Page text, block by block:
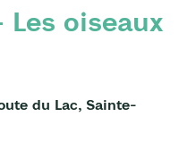
oiseaux
du Lac, Sainte-